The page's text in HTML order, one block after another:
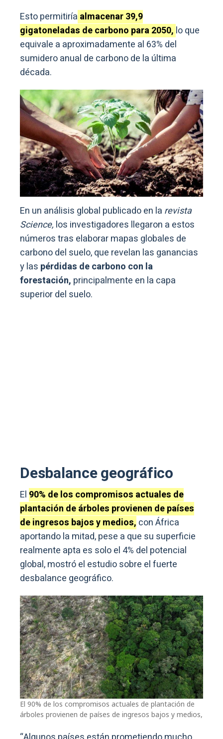
Esto permitiría almacenar 39,9
gigatoneladas de carbono para 2050, lo que
equivale a aproximadamente al 63% del
sumidero anual de carbono de la última
década.
En un análisis global publicado en la revista
Science, los investigadores llegaron a estos
números tras elaborar mapas globales de
carbono del suelo, que revelan las ganancias
y las pérdidas de carbono con la
forestación, principalmente en la capa
superior del suelo.
Desbalance geográfico
El 90% de los compromisos actuales de
plantación de árboles provienen de países
de ingresos bajos y medios, con África
aportando la mitad, pese a que su superficie
realmente apta es solo el 4% del potencial
global, mostró el estudio sobre el fuerte
desbalance geográfico.
El 90% de los compromisos actuales de plantación de
árboles provienen de países de ingresos bajos y medios,